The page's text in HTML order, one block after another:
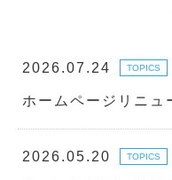
2026.07.24 TOPICS
ホームページリニュ
2026.05.20 TOPICS